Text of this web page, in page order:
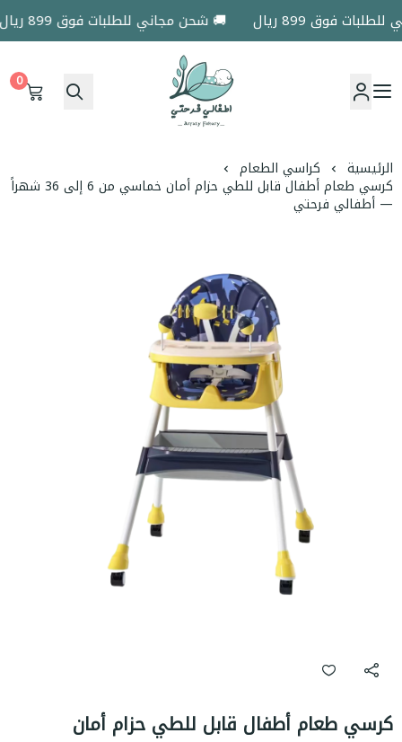
فوق 899 ريال 🚚 شحن مجاني للطلبات فوق 899 ريال
اطفالي فرحتي
0
الرئيسية كراسي الطعام
كرسي طعام أطفال قابل للطي حزام أمان خماسي من 6 إلى 36 شهراً
— أطفالي فرحتي
كرسي طعام أطفال قابل للطي حزام أمان